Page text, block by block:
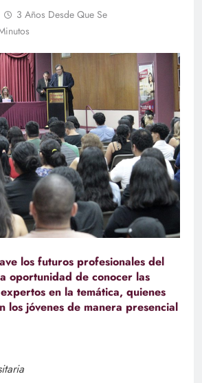
3 Años Desde Que Se
los futuros profesionales del
oportunidad de conocer las
en la temática, quienes
los jóvenes de manera presencial